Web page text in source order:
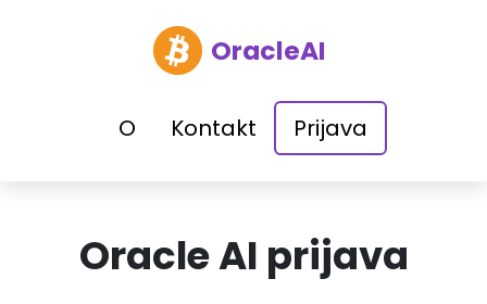
OracleAI
O Kontakt Prijava
Oracle AI prijava